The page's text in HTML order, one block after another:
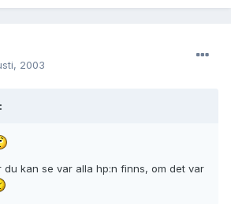
2003
kan se var alla hp:n finns, om det var